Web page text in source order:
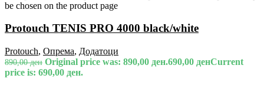
be chosen on the product page
Protouch TENIS PRO 4000 black/white
Protouch, Опрема, Додатоци
890,00ден Original price was: 890,00 ден.690,00 денCurrent
price is: 690,00 ден.